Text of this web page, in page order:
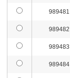
989481
989482
989483
989484